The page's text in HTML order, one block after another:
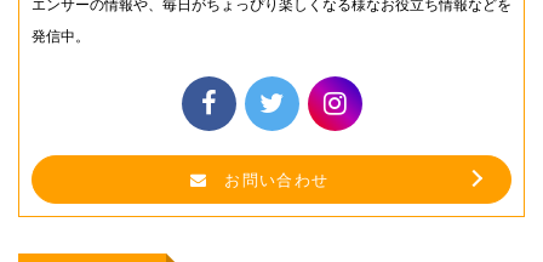
エンサーの情報や、毎日がちょっぴり楽しくなる様なお役立ち情報などを
発信中。
お問い合わせ